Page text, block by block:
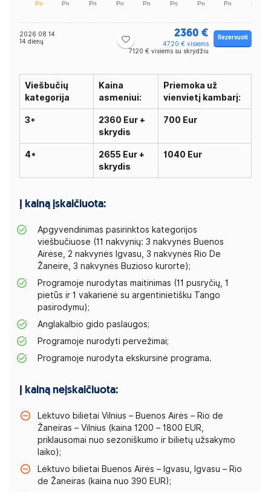
2026 08 14
14 dienų
2360 €
4720 € visiems
7120 € visiems su skrydžiu
Rezervuoti
Viešbučių
kategorija
Kaina
asmeniui:
Priemoka už
vienvietį kambarį:
3*
2360 Eur +
skrydis
700 Eur
4*
2655 Eur +
skrydis
1040 Eur
Į kainą įskaičiuota:
Apgyvendinimas pasirinktos kategorijos
viešbučiuose (11 nakvynių: 3 nakvynės Buenos
Airėse, 2 nakvynės Igvasu, 3 nakvynės Rio De
Žaneire, 3 nakvynės Buzioso kurorte);
Programoje nurodytas maitinimas (11 pusryčių, 1
pietūs ir 1 vakarienė su argentinietišku Tango
pasirodymu);
Anglakalbio gido paslaugos;
Programoje nurodyti pervežimai;
Programoje nurodyta ekskursinė programa.
Į kainą neįskaičiuota:
Lėktuvo bilietai Vilnius – Buenos Airės – Rio de
Žaneiras – Vilnius (kaina 1200 – 1800 EUR,
priklausomai nuo sezoniškumo ir bilietų užsakymo
laiko);
Lėktuvo bilietai Buenos Airės – Igvasu, Igvasu – Rio
de Žaneiras (kaina nuo 390 EUR);